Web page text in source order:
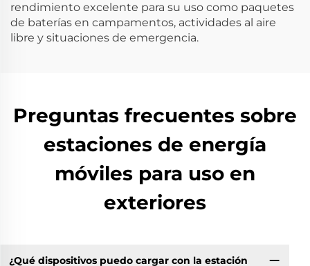
rendimiento excelente para su uso como paquetes
de baterías en campamentos, actividades al aire
libre y situaciones de emergencia.
Preguntas frecuentes sobre
estaciones de energía
móviles para uso en
exteriores
¿Qué dispositivos puedo cargar con la estación